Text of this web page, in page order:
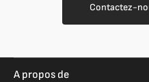
Contactez-
A propos de